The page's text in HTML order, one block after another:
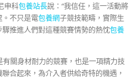
申科包養站長說：“我信任，這一活動將
。不只是電包養網子競技範疇，實際生
推進人們對這種競賽情勢的熱忱包養
關身材耐力的競賽，也是一項精力技
合起來，為介入者供給奇特的機遇，